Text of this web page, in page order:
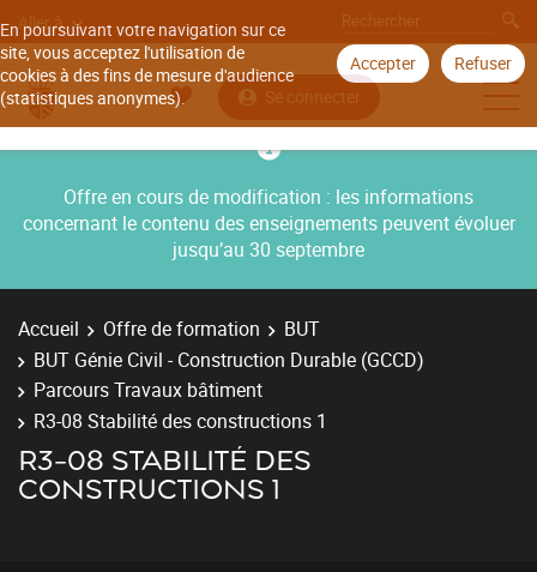
En poursuivant votre navigation sur ce
site, vous acceptez l'utilisation de
cookies à des fins de mesure d'audience
(statistiques anonymes).
Accepter Refuser
Aller à
Se connecter
Offre en cours de modification : les informations
concernant le contenu des enseignements peuvent évoluer
jusqu’au 30 septembre
Accueil Offre de formation
BUT
BUT Génie Civil - Construction Durable (GCCD)
Parcours Travaux bâtiment
R3-08 Stabilité des constructions 1
R3-08 STABILITÉ DES
CONSTRUCTIONS 1